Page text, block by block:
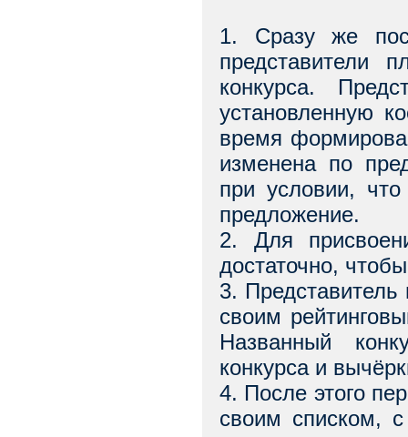
1. Сразу же
представители
конкурса.
установленную
время
изменена по
при условии,
предложение.
2. Для
достаточно,
3. Представитель
своим
Названный
конкурса и
4. После этого
своим списком,